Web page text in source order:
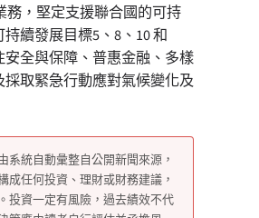
務，堅定支援聯合國的可持
續發展目標5、8、10 和
全與保障、普惠金融、多樣
取緊急行動應對氣候變化及
系統自動彙整自公開新聞來源，
成任何投資、理財或財務建議，
投資一定有風險，過去績效不代